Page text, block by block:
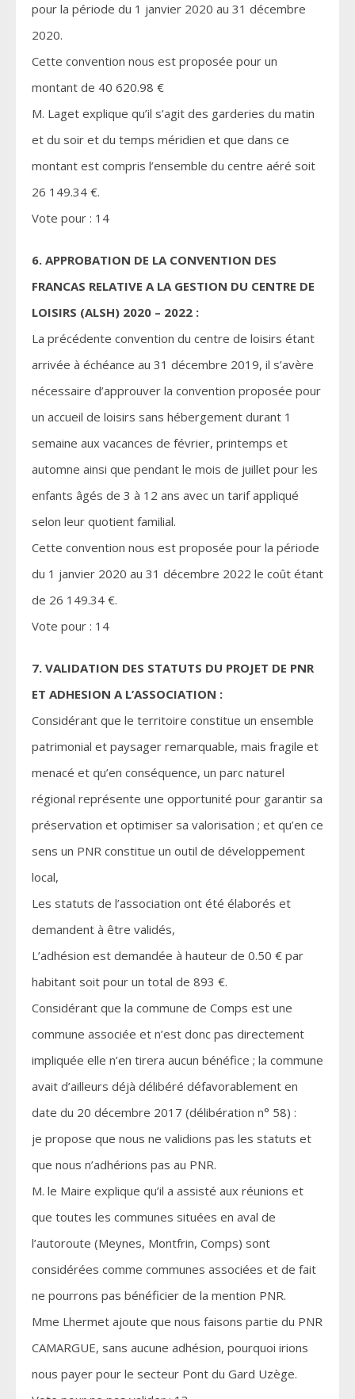
pour la période du 1 janvier 2020 au 31 décembre
2020.
Cette convention nous est proposée pour un
montant de 40 620.98 €
M. Laget explique qu’il s’agit des garderies du matin
et du soir et du temps méridien et que dans ce
montant est compris l’ensemble du centre aéré soit
26 149.34 €.
Vote pour : 14
6. APPROBATION DE LA CONVENTION DES
FRANCAS RELATIVE A LA GESTION DU CENTRE DE
LOISIRS (ALSH) 2020 – 2022 :
La précédente convention du centre de loisirs étant
arrivée à échéance au 31 décembre 2019, il s’avère
nécessaire d’approuver la convention proposée pour
un accueil de loisirs sans hébergement durant 1
semaine aux vacances de février, printemps et
automne ainsi que pendant le mois de juillet pour les
enfants âgés de 3 à 12 ans avec un tarif appliqué
selon leur quotient familial.
Cette convention nous est proposée pour la période
du 1 janvier 2020 au 31 décembre 2022 le coût étant
de 26 149.34 €.
Vote pour : 14
7. VALIDATION DES STATUTS DU PROJET DE PNR
ET ADHESION A L’ASSOCIATION :
Considérant que le territoire constitue un ensemble
patrimonial et paysager remarquable, mais fragile et
menacé et qu’en conséquence, un parc naturel
régional représente une opportunité pour garantir sa
préservation et optimiser sa valorisation ; et qu’en ce
sens un PNR constitue un outil de développement
local,
Les statuts de l’association ont été élaborés et
demandent à être validés,
L’adhésion est demandée à hauteur de 0.50 € par
habitant soit pour un total de 893 €.
Considérant que la commune de Comps est une
commune associée et n’est donc pas directement
impliquée elle n’en tirera aucun bénéfice ; la commune
avait d’ailleurs déjà délibéré défavorablement en
date du 20 décembre 2017 (délibération n° 58) :
je propose que nous ne validions pas les statuts et
que nous n’adhérions pas au PNR.
M. le Maire explique qu’il a assisté aux réunions et
que toutes les communes situées en aval de
l’autoroute (Meynes, Montfrin, Comps) sont
considérées comme communes associées et de fait
ne pourrons pas bénéficier de la mention PNR.
Mme Lhermet ajoute que nous faisons partie du PNR
CAMARGUE, sans aucune adhésion, pourquoi irions
nous payer pour le secteur Pont du Gard Uzège.